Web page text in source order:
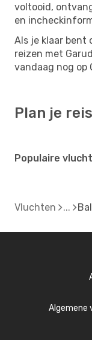
voltooid,
en
Als je klaar bent
reizen met
vandaag nog op
Plan je reis
Populaire
Vluchten
Algemene